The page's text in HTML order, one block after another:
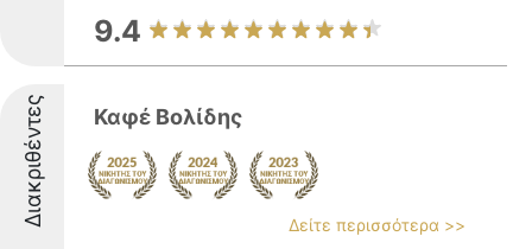
9.4
Διακριθέντες Καφέ Βολίδης
Δείτε περισσότερα >>